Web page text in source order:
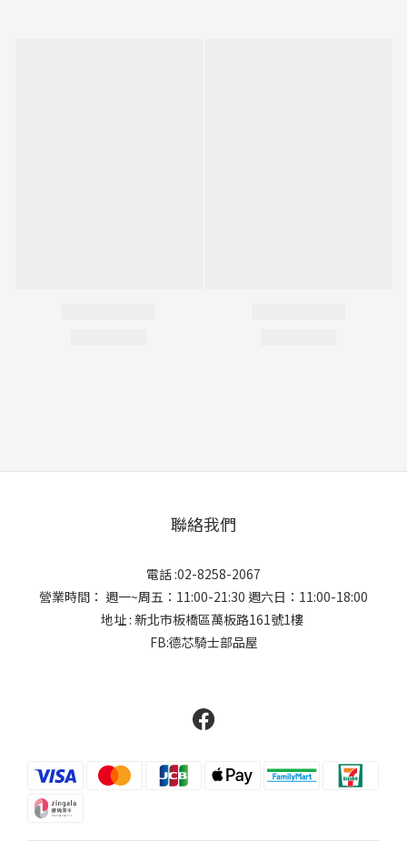
聯絡我們
電話 :02-8258-2067
營業時間： 週一~周五：11:00-21:30 週六日：11:00-18:00
地址 : 新北市板橋區萬板路161號1樓
FB:德芯騎士部品屋